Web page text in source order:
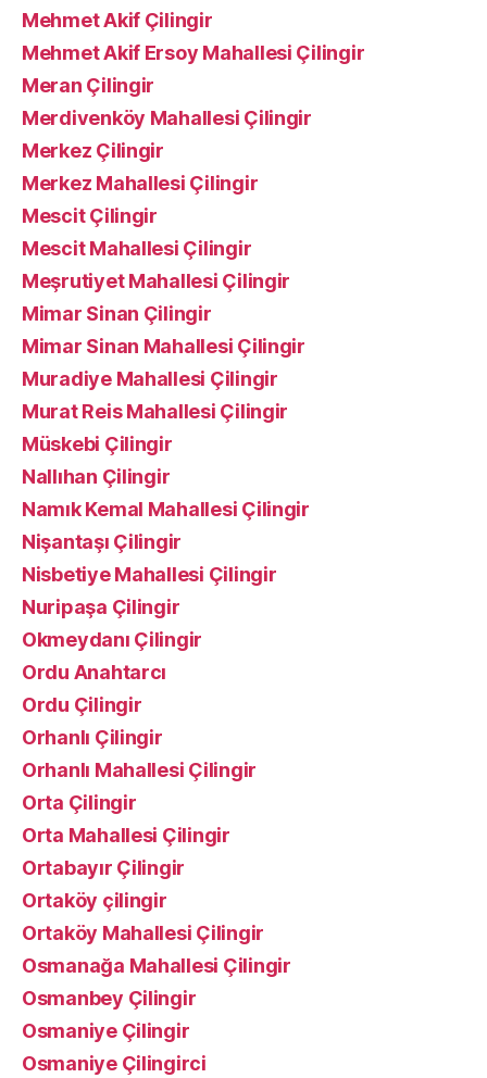
Mehmet Akif Çilingir
Mehmet Akif Ersoy Mahallesi Çilingir
Meran Çilingir
Merdivenköy Mahallesi Çilingir
Merkez Çilingir
Merkez Mahallesi Çilingir
Mescit Çilingir
Mescit Mahallesi Çilingir
Meşrutiyet Mahallesi Çilingir
Mimar Sinan Çilingir
Mimar Sinan Mahallesi Çilingir
Muradiye Mahallesi Çilingir
Murat Reis Mahallesi Çilingir
Müskebi Çilingir
Nallıhan Çilingir
Namık Kemal Mahallesi Çilingir
Nişantaşı Çilingir
Nisbetiye Mahallesi Çilingir
Nuripaşa Çilingir
Okmeydanı Çilingir
Ordu Anahtarcı
Ordu Çilingir
Orhanlı Çilingir
Orhanlı Mahallesi Çilingir
Orta Çilingir
Orta Mahallesi Çilingir
Ortabayır Çilingir
Ortaköy çilingir
Ortaköy Mahallesi Çilingir
Osmanağa Mahallesi Çilingir
Osmanbey Çilingir
Osmaniye Çilingir
Osmaniye Çilingirci